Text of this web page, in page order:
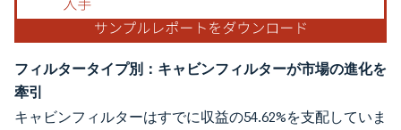
フィルタータイプ別：キャビンフィルターが市場の進化を
牽引
キャビンフィルターはすでに収益の54.62%を支配していま